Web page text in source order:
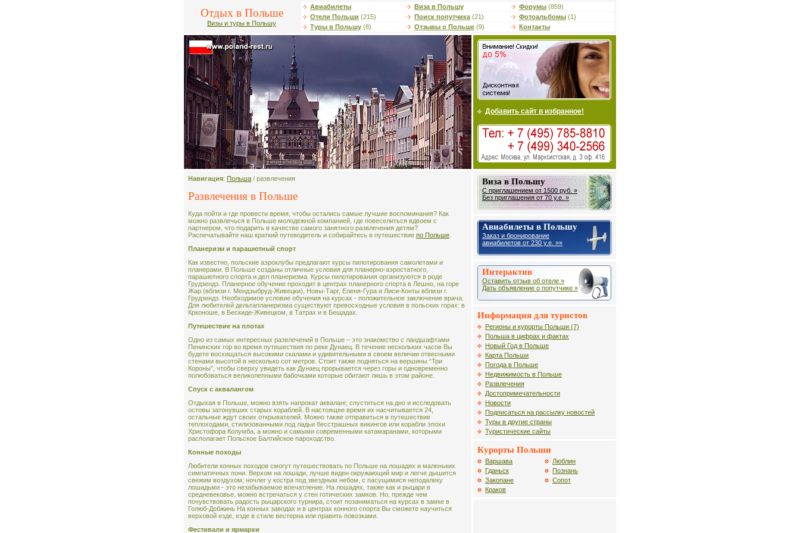
Отдых в Польше
Визы и туры в Польшу
Авиабилеты Виза в Польшу Форумы (859)
Отели Польши (215) Поиск попутчика (21) Фотоальбомы (1)
Туры в Польшу (8) Отзывы о Польше (9) Контакты
Добавить сайт в избранное!
Навигация: Польша / развлечения
Развлечения в Польше
Куда пойти и где провести время, чтобы остались самые лучшие воспоминания? Как
можно развлечься в Польше молодежной компанией, где повеселиться вдвоем с
партнером, что подарить в качестве самого занятного развлечения детям?
Распечатывайте наш краткий путеводитель и собирайтесь в путешествие по Польше.
Планеризм и парашютный спорт
Как известно, польские аэроклубы предлагают курсы пилотирования самолетами и
планерами. В Польше созданы отличные условия для планерно-аэростатного,
парашютного спорта и дел планеризма. Курсы пилотирования организуются в роде
Грудзендз. Планерное обучение проходит в центрах планерного спорта в Лешно, на горе
Жар (вблизи г. Мендзыбруд-Живецки), Новы-Тарг, Еленя-Гура и Лиси-Конты вблизи г.
Грудзендз. Необходимое условие обучения на курсах - положительное заключение врача.
Для любителей дельтапланеризма существуют превосходные условия в польских горах: в
Крконоше, в Бескиде-Живецком, в Татрах и в Бещадах.
Путешествие на плотах
Одно из самых интересных развлечений в Польше – это знакомство с ландшафтами
Пенинских гор во время путешествия по реке Дунаец. В течение нескольких часов Вы
будете восхищаться высокими скалами и удивительными в своем величии отвесными
стенами высотой в несколько сот метров. Стоит также подняться на вершины “Три
Короны”, чтобы сверху увидеть как Дунаец прорывается через горы и одновременно
полюбоваться великолепными бабочками которые обитают лишь в этом районе.
Cпуск с аквалангом
Отдыхая в Польше, можно взять напрокат акваланг, спуститься на дно и исследовать
остовы затонувших старых кораблей. В настоящее время их насчитывается 24,
остальные ждут своих открывателей. Можно также отправиться в путешествие
теплоходами, стилизованными под ладьи бесстрашных викингов или корабли эпохи
Христофора Колумба, а можно и самыми современными катамаранами, которыми
располагает Польское Балтийское пароходство.
Конные походы
Любители конных походов смогут путешествовать по Польше на лошадях и маленьких
симпатичных пони. Верхом на лошади, лучше виден окружающий мир и легче дышится
свежим воздухом; ночлег у костра под звездным небом, с пасущимися неподалеку
лошадьми - это незабываемое впечатление. На лошадях, также как и рыцари в
средневековье, можно встречаться у стен готических замков. Но, прежде чем
почувствовать радость рыцарского турнира, стоит позаниматься на курсах в замке в
Голюб-Добжинь На конных заводах и в центрах конного спорта Вы сможете научиться
верховой езде, езде в стиле вестерна или править повозками.
Фестивали и ярмарки
Виза в Польшу
С приглашением от 1500 руб. »
Без приглашения от 70 у.е. »
Авиабилеты в Польшу
Заказ и бронирование
авиабилетов от 230 у.е. »»
Интерактив
Оставить отзыв об отеле »
Дать объявление о попутчике »
Информация для туристов
Регионы и курорты Польши (7)
Польша в цифрах и фактах
Новый Год в Польше
Карта Польши
Погода в Польше
Недвижимость в Польше
Развлечения
Достопримечательности
Новости
Подписаться на рассылку новостей
Туры в другие страны
Туристические сайты
Курорты Польши
Варшава
Гданьск
Закопане
Краков
Люблин
Познань
Сопот